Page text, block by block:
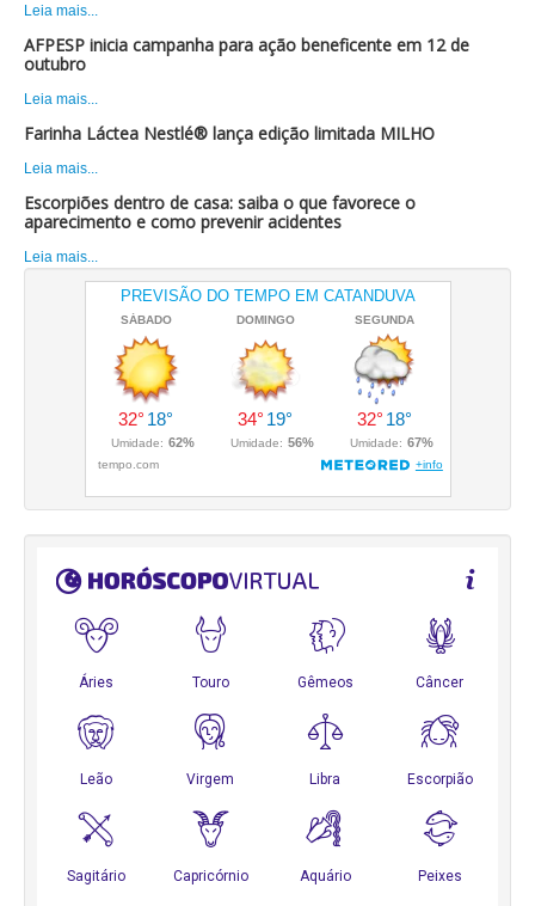
Leia mais...
AFPESP inicia campanha para ação beneficente em 12 de
outubro
Leia mais...
Farinha Láctea Nestlé® lança edição limitada MILHO
Leia mais...
Escorpiões dentro de casa: saiba o que favorece o
aparecimento e como prevenir acidentes
Leia mais...